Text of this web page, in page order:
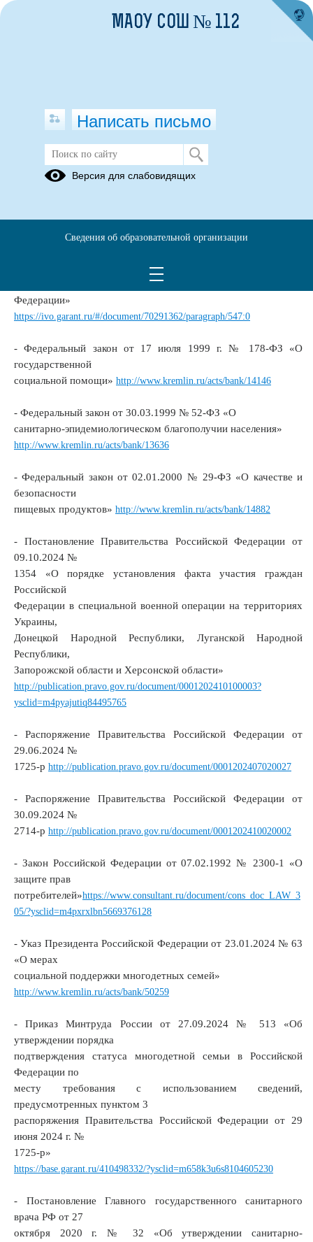
Федеральный уровень
Закон РФ от 07.02.1992 N 2300-1 редакция от 11.06.2021 "О
защите прав потребителей"
декабря 2012 г. № 273-ФЗ «Об образовании в Российской
Федерации»
https://ivo.garant.ru/#/document/70291362/paragraph/547:0
- Федеральный закон от 17 июля 1999 г. № 178-ФЗ «О
государственной
социальной помощи» http://www.kremlin.ru/acts/bank/14146
- Федеральный закон от 30.03.1999 № 52-ФЗ «О
санитарно-эпидемиологическом благополучии населения»
http://www.kremlin.ru/acts/bank/13636
- Федеральный закон от 02.01.2000 № 29-ФЗ «О качестве и
безопасности
пищевых продуктов» http://www.kremlin.ru/acts/bank/14882
- Постановление Правительства Российской Федерации от
09.10.2024 №
1354 «О порядке установления факта участия граждан
Российской
Федерации в специальной военной операции на территориях
Украины,
Донецкой Народной Республики, Луганской Народной
Республики,
Запорожской области и Херсонской области»
http://publication.pravo.gov.ru/document/0001202410100003?
ysclid=m4pyajutiq84495765
- Распоряжение Правительства Российской Федерации от
29.06.2024 №
1725-р http://publication.pravo.gov.ru/document/0001202407020027
- Распоряжение Правительства Российской Федерации от
30.09.2024 №
2714-р http://publication.pravo.gov.ru/document/0001202410020002
- Закон Российской Федерации от 07.02.1992 № 2300-1 «О
защите прав
потребителей»https://www.consultant.ru/document/cons_doc_LAW_3
05/?ysclid=m4pxrxlbn5669376128
- Указ Президента Российской Федерации от 23.01.2024 № 63
«О мерах
социальной поддержки многодетных семей»
http://www.kremlin.ru/acts/bank/50259
- Приказ Минтруда России от 27.09.2024 № 513 «Об
утверждении порядка
подтверждения статуса многодетной семьи в Российской
Федерации по
месту требования с использованием сведений,
предусмотренных пунктом 3
распоряжения Правительства Российской Федерации от 29
июня 2024 г. №
1725-р»
https://base.garant.ru/410498332/?ysclid=m658k3u6s8104605230
- Постановление Главного государственного санитарного
врача РФ от 27
октября 2020 г. № 32 «Об утверждении санитарно-
МАОУ СОШ № 112
Написать письмо
Версия для слабовидящих
Сведения об образовательной организации